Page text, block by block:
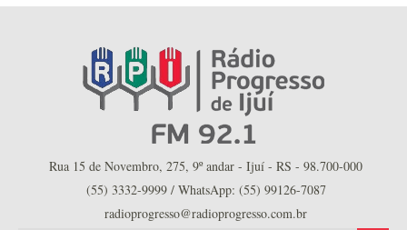
Rua 15 de Novembro, 275, 9º andar - Ijuí - RS - 98.700-000
(55) 3332-9999 / WhatsApp: (55) 99126-7087
radioprogresso@radioprogresso.com.br